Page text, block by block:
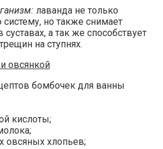
лаванда не только
но также снимает
суставах, а так же способствует
на ступнях.
овсянкой
кислоты;
овсяных хлопьев;